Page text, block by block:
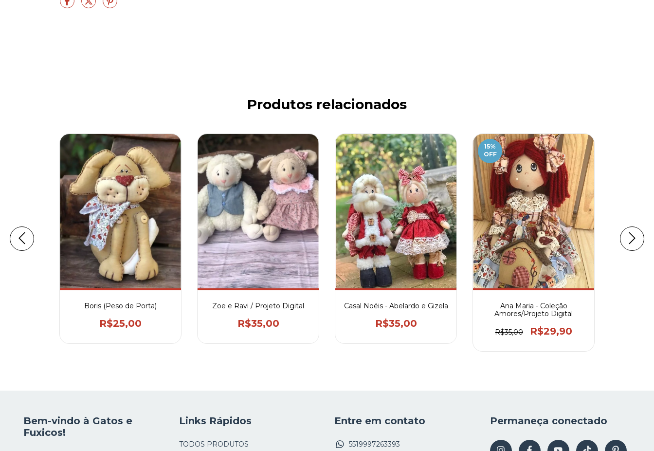
Produtos relacionados
Boris (Peso de Porta)
R$25,00
Zoe e Ravi / Projeto Digital
R$35,00
Casal Noéis - Abelardo e Gizela
R$35,00
15%
OFF
Ana Maria - Coleção
Amores/Projeto Digital
R$35,00 R$29,90
Bem-vindo à Gatos e
Fuxicos!
Links Rápidos
TODOS PRODUTOS
Entre em contato
5519997263393
Permaneça conectado